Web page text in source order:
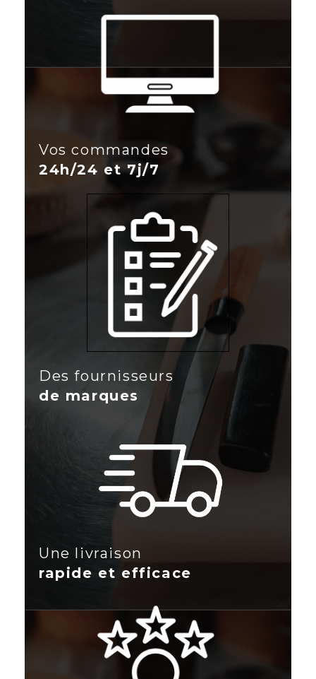
Vos commandes
24h/24 et 7j/7
Des fournisseurs
de marques
Une livraison
rapide et efficace